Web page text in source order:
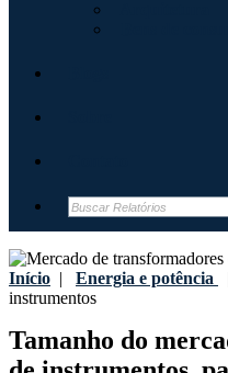
Início | Energia e potência
instrumentos
Tamanho do